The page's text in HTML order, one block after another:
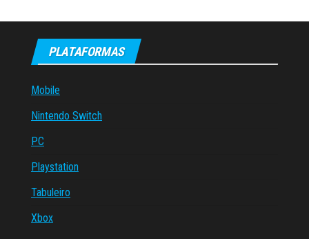
PLATAFORMAS
Mobile
Nintendo Switch
PC
Playstation
Tabuleiro
Xbox